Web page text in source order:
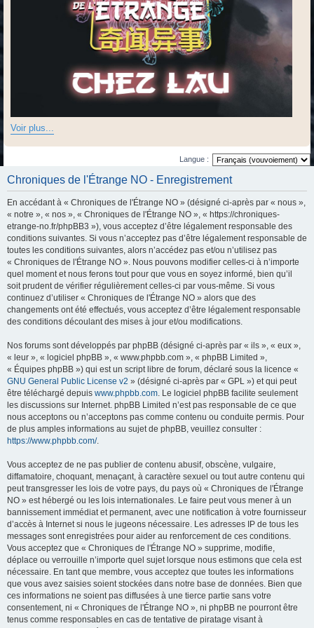
Voir plus...
Langue :
Chroniques de l'Étrange NO - Enregistrement
En accédant à « Chroniques de l'Étrange NO » (désigné ci-après par « nous »,
« notre », « nos », « Chroniques de l'Étrange NO », « https://chroniques-
etrange-no.fr/phpBB3 »), vous acceptez d’être légalement responsable des
conditions suivantes. Si vous n’acceptez pas d’être légalement responsable de
toutes les conditions suivantes, alors n’accédez pas et/ou n’utilisez pas
« Chroniques de l'Étrange NO ». Nous pouvons modifier celles-ci à n’importe
quel moment et nous ferons tout pour que vous en soyez informé, bien qu’il
soit prudent de vérifier régulièrement celles-ci par vous-même. Si vous
continuez d’utiliser « Chroniques de l'Étrange NO » alors que des
changements ont été effectués, vous acceptez d’être légalement responsable
des conditions découlant des mises à jour et/ou modifications.
Nos forums sont développés par phpBB (désigné ci-après par « ils », « eux »,
« leur », « logiciel phpBB », « www.phpbb.com », « phpBB Limited »,
« Équipes phpBB ») qui est un script libre de forum, déclaré sous la licence «
GNU General Public License v2 » (désigné ci-après par « GPL ») et qui peut
être téléchargé depuis www.phpbb.com . Le logiciel phpBB facilite seulement
les discussions sur Internet. phpBB Limited n’est pas responsable de ce que
nous acceptons ou n’acceptons pas comme contenu ou conduite permis. Pour
de plus amples informations au sujet de phpBB, veuillez consulter :
https://www.phpbb.com/.
Vous acceptez de ne pas publier de contenu abusif, obscène, vulgaire,
diffamatoire, choquant, menaçant, à caractère sexuel ou tout autre contenu qui
peut transgresser les lois de votre pays, du pays où « Chroniques de l'Étrange
NO » est hébergé ou les lois internationales. Le faire peut vous mener à un
bannissement immédiat et permanent, avec une notification à votre fournisseur
d’accès à Internet si nous le jugeons nécessaire. Les adresses IP de tous les
messages sont enregistrées pour aider au renforcement de ces conditions.
Vous acceptez que « Chroniques de l'Étrange NO » supprime, modifie,
déplace ou verrouille n’importe quel sujet lorsque nous estimons que cela est
nécessaire. En tant que membre, vous acceptez que toutes les informations
que vous avez saisies soient stockées dans notre base de données. Bien que
ces informations ne soient pas diffusées à une tierce partie sans votre
consentement, ni « Chroniques de l'Étrange NO », ni phpBB ne pourront être
tenus comme responsables en cas de tentative de piratage visant à